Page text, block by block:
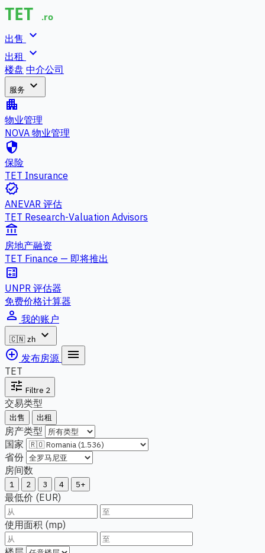
出售 expand_more
出租 expand_more
楼盘 中介公司
服务 expand_more
apartment
物业管理
NOVA 物业管理
security
保险
TET Insurance
verified
ANEVAR 评估
TET Research-Valuation Advisors
account_balance
房地产融资
TET Finance — 即将推出
calculate
UNPR 评估器
免费价格计算器
person_outline 我的账户
🇨🇳 zh
expand_more
add_circle_outline 发布房源 menu
TET
tune Filtre 2
交易类型
出售 出租
房产类型
国家
省份
房间数
1 2 3 4 5+
最低价 (EUR)
使用面积 (mp)